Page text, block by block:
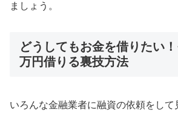
ましょう。
どうしてもお金を借りたい
万円借りる裏技方法
いろんな金融業者に融資の依頼をして